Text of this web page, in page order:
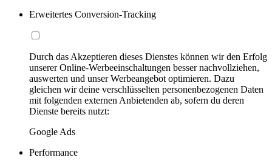
Erweitertes Conversion-Tracking
Durch das Akzeptieren dieses Dienstes können wir den Erfolg
unserer Online-Werbeeinschaltungen besser nachvollziehen,
auswerten und unser Werbeangebot optimieren. Dazu
gleichen wir deine verschlüsselten personenbezogenen Daten
mit folgenden externen Anbietenden ab, sofern du deren
Dienste bereits nutzt:
Google Ads
Performance